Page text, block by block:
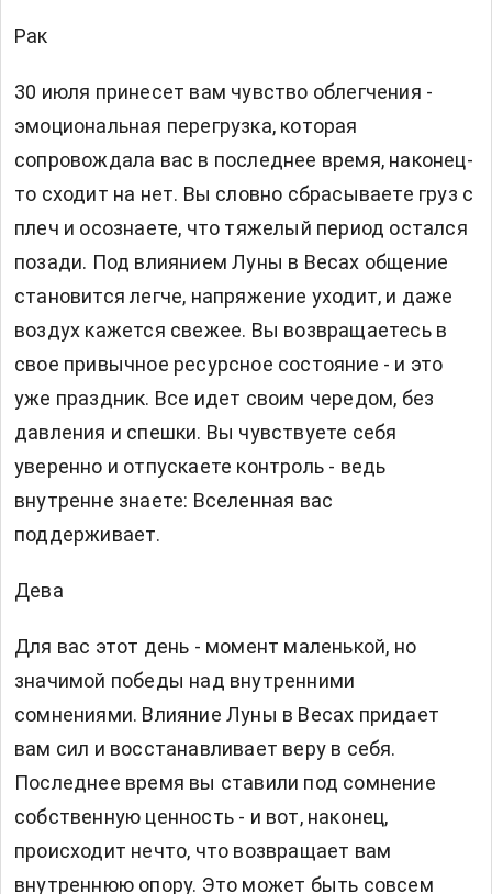
Рак
30 июля принесет вам чувство облегчения -
эмоциональная перегрузка, которая
сопровождала вас в последнее время, наконец-
то сходит на нет. Вы словно сбрасываете груз с
плеч и осознаете, что тяжелый период остался
позади. Под влиянием Луны в Весах общение
становится легче, напряжение уходит, и даже
воздух кажется свежее. Вы возвращаетесь в
свое привычное ресурсное состояние - и это
уже праздник. Все идет своим чередом, без
давления и спешки. Вы чувствуете себя
уверенно и отпускаете контроль - ведь
внутренне знаете: Вселенная вас
поддерживает.
Дева
Для вас этот день - момент маленькой, но
значимой победы над внутренними
сомнениями. Влияние Луны в Весах придает
вам сил и восстанавливает веру в себя.
Последнее время вы ставили под сомнение
собственную ценность - и вот, наконец,
происходит нечто, что возвращает вам
внутреннюю опору. Это может быть совсем